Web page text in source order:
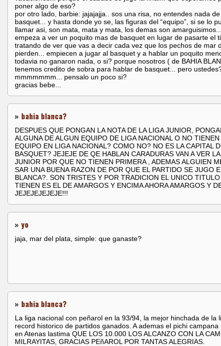
poner algo de eso?
por otro lado, barbie: jajajajja.. sos una risa, no entendes nada de
basquet... y hasta donde yo se, las figuras del “equipo”, si se lo
llamar asi, son mata, mata y mata, los demas son
empeza a ver un poquito mas de basquet en lugar de pasarte el
tratando de ver que vas a decir cada vez que los pechos de mar
pierden... empiecen a jugar al basquet y a hablar un poquito
todavia no ganaron nada, o si? porque nosotros ( de BAHIA
tenemos credito de sobra para hablar de basquet... pero
mmmmmmm... pensalo un poco si?
gracias bebe...
» bahia blanca?
DESPUES QUE PONGAN LA NOTA DE LA LIGA JUNIOR,
ALGUNA DE ALGUN EQUIPO DE LIGA NACIONAL O NO
EQUIPO EN LIGA NACIONAL? COMO NO? NO ES LA CAPITAL
BASQUET? JEJEJE DE QE HABLAN CARADURAS VAN A VER
JUNIOR POR QUE NO TIENEN PRIMERA , ADEMAS ALGUIEN
SAR UNA BUENA RAZON DE POR QUE EL PARTIDO SE JUGO
BLANCA?. SON TRISTES Y POR TRADICION EL UNICO
TIENEN ES EL DE AMARGOS Y ENCIMA AHORA AMARGOS Y
JEJEJEJEJEJE!!!
» yo
jaja, mar del plata, simple: que ganaste?
» bahia blanca?
La liga nacional con peñarol en la 93/94, la mejor hinchada de la
record historico de partidos ganados. A ademas el pichi campana
en Atenas lastima QUE LOS 10.000 LOS ALCANZO CON LA
MILRAYITAS, GRACIAS PEñAROL POR TANTAS ALEGRIAS.